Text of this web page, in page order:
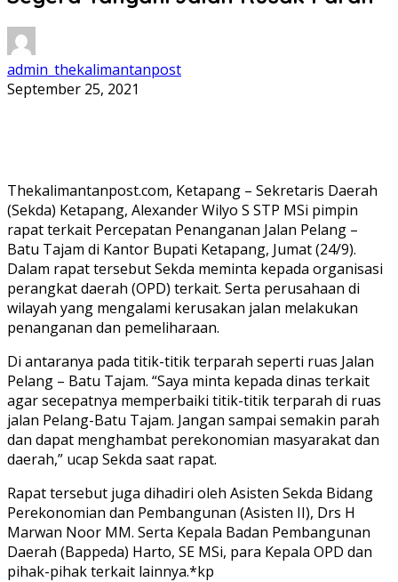
admin_thekalimantanpost
September 25, 2021
Thekalimantanpost.com, Ketapang – Sekretaris Daerah
(Sekda) Ketapang, Alexander Wilyo S STP MSi pimpin
rapat terkait Percepatan Penanganan Jalan Pelang –
Batu Tajam di Kantor Bupati Ketapang, Jumat (24/9).
Dalam rapat tersebut Sekda meminta kepada organisasi
perangkat daerah (OPD) terkait. Serta perusahaan di
wilayah yang mengalami kerusakan jalan melakukan
penanganan dan pemeliharaan.
Di antaranya pada titik-titik terparah seperti ruas Jalan
Pelang – Batu Tajam. “Saya minta kepada dinas terkait
agar secepatnya memperbaiki titik-titik terparah di ruas
jalan Pelang-Batu Tajam. Jangan sampai semakin parah
dan dapat menghambat perekonomian masyarakat dan
daerah,” ucap Sekda saat rapat.
Rapat tersebut juga dihadiri oleh Asisten Sekda Bidang
Perekonomian dan Pembangunan (Asisten II), Drs H
Marwan Noor MM. Serta Kepala Badan Pembangunan
Daerah (Bappeda) Harto, SE MSi, para Kepala OPD dan
pihak-pihak terkait lainnya.*kp